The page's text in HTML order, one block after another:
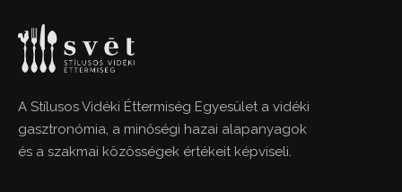
A Stílusos Vidéki Éttermiség Egyesület a vidéki
gasztronómia, a minőségi hazai alapanyagok
és a szakmai közösségek értékeit képviseli.